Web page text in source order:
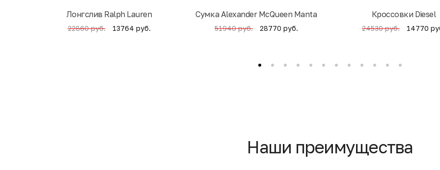
Лонгслив Ralph Lauren
22860 руб. 13764 руб.
Cумка Alexander McQueen Manta
51940 руб. 28770 руб.
Кроссовки Diesel
24530 руб. 14770
Наши преимущества